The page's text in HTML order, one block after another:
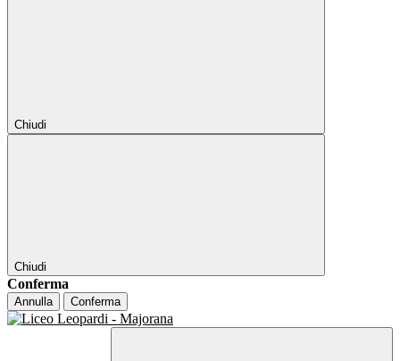
Chiudi
Chiudi
Conferma
Annulla Conferma